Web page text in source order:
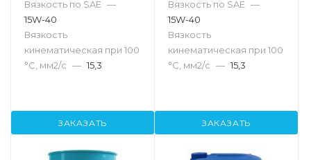
Вязкость по SAE —
15W-40
Вязкость
кинематическая при 100
°С, мм2/с — 15,3
ЗАКАЗАТЬ
Вязкость по SAE —
15W-40
Вязкость
кинематическая при 100
°С, мм2/с — 15,3
ЗАКАЗАТЬ